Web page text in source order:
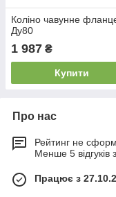
Коліно чавунне
Ду80
1 987 ₴
Купити
Про нас
Рейтинг не
Менше 5 відгуків
Працює з